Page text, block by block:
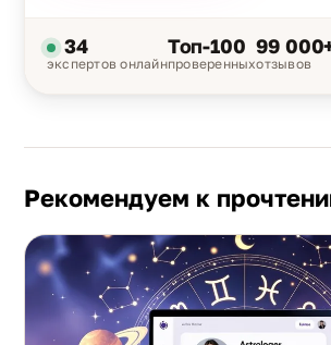
34
экспертов онлайн
Топ-100
проверенных
99
отзывов
Рекомендуем к